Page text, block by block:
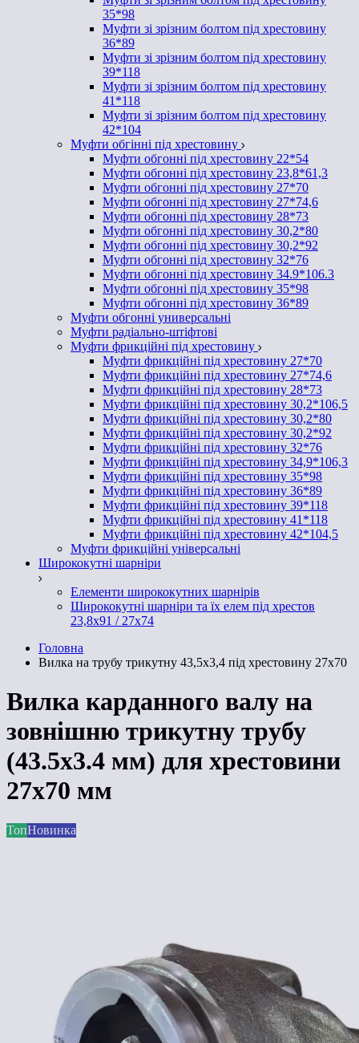
35*98
Муфти зі зрізним болтом під хрестовину
36*89
Муфти зі зрізним болтом під хрестовину
39*118
Муфти зі зрізним болтом під хрестовину
41*118
Муфти зі зрізним болтом під хрестовину
42*104
Муфти обгінні під хрестовину
Муфти обгонні під хрестовину 22*54
Муфти обгонні під хрестовину 23,8*61,3
Муфти обгонні під хрестовину 27*70
Муфти обгонні під хрестовину 27*74,6
Муфти обгонні під хрестовину 28*73
Муфти обгонні під хрестовину 30,2*80
Муфти обгонні під хрестовину 30,2*92
Муфти обгонні під хрестовину 32*76
Муфти обгонні під хрестовину 34.9*106.3
Муфти обгонні під хрестовину 35*98
Муфти обгонні під хрестовину 36*89
Муфти обгонні универсальні
Муфти радіально-штіфтові
Муфти фрикційні під хрестовину
Муфти фрикційні під хрестовину 27*70
Муфти фрикційні під хрестовину 27*74,6
Муфти фрикційні під хрестовину 28*73
Муфти фрикційні під хрестовину 30,2*106,5
Муфти фрикційні під хрестовину 30,2*80
Муфти фрикційні під хрестовину 30,2*92
Муфти фрикційні під хрестовину 32*76
Муфти фрикційні під хрестовину 34,9*106,3
Муфти фрикційні під хрестовину 35*98
Муфти фрикційні під хрестовину 36*89
Муфти фрикційні під хрестовину 39*118
Муфти фрикційні під хрестовину 41*118
Муфти фрикційні під хрестовину 42*104,5
Муфти фрикційні універсальні
Ширококутні шарніри
Елементи ширококутних шарнірів
Ширококутні шарніри та їх елем під хрестов
23,8х91 / 27x74
Головна
Вилка на трубу трикутну 43,5х3,4 під хрестовину 27х70
Вилка карданного валу на
зовнішню трикутну трубу
(43.5x3.4 мм) для хрестовини
27x70 мм
ТопНовинка